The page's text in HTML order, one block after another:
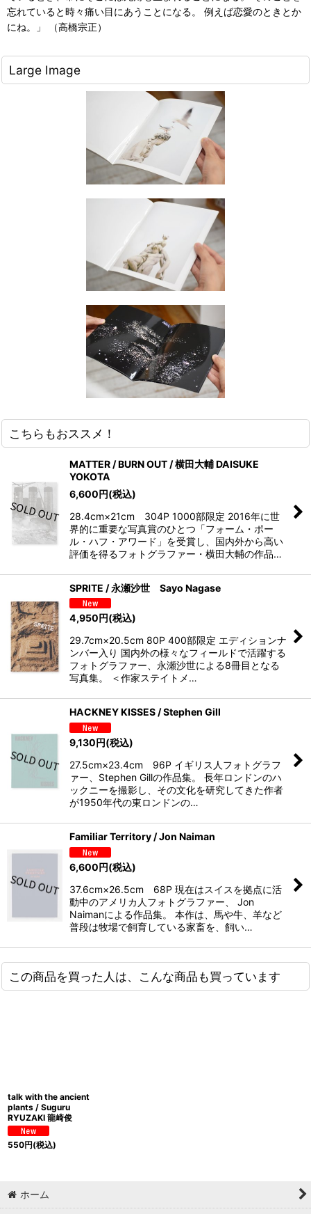
忘れていると時々痛い目にあうことになる。 例えば恋愛のときとか
にね。」 （高橋宗正）
Large Image
こちらもおススメ！
MATTER / BURN OUT / 横田大輔 DAISUKE
YOKOTA
6,600円(税込)
28.4cm×21cm 304P 1000部限定 2016年に世
界的に重要な写真賞のひとつ「フォーム・ポー
ル・ハフ・アワード」を受賞し、国内外から高い
評価を得るフォトグラファー・横田大輔の作品…
SPRITE / 永瀬沙世 Sayo Nagase
4,950 円(税込)
29.7cm×20.5cm 80P 400部限定 エディションナ
ンバー入り 国内外の様々なフィールドで活躍する
フォトグラファー、永瀬沙世による8冊目となる
写真集。 ＜作家ステイトメ…
HACKNEY KISSES / Stephen Gill
9,130円(税込)
27.5cm×23.4cm 96P イギリス人フォトグラフ
ァー、Stephen Gillの作品集。 長年ロンドンのハ
ックニーを撮影し、その文化を研究してきた作者
が1950年代の東ロンドンの…
Familiar Territory / Jon Naiman
6,600円(税込)
37.6cm×26.5cm 68P 現在はスイスを拠点に活
動中のアメリカ人フォトグラファー、 Jon
Naimanによる作品集。 本作は、馬や牛、羊など
普段は牧場で飼育している家畜を、飼い…
この商品を買った人は、こんな商品も買っています
talk with the ancient
plants / Suguru
RYUZAKI 龍崎俊
550円(税込)
ホーム